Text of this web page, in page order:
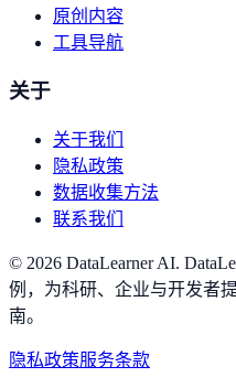
原创内容
工具导航
关于
关于我们
隐私政策
数据收集方法
联系我们
© 2026 DataLearner AI.
例，为科研、企业与开发者
南。
隐私政策服务条款